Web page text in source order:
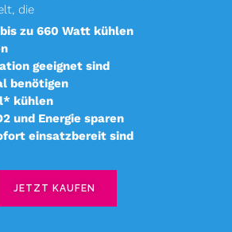
die
zu 660 Watt kühlen
geeignet sind
benötigen
kühlen
und Energie sparen
einsatzbereit sind
JETZT KAUFEN